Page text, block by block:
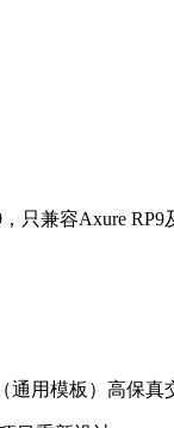
只兼容Axure
通用模板）高保真